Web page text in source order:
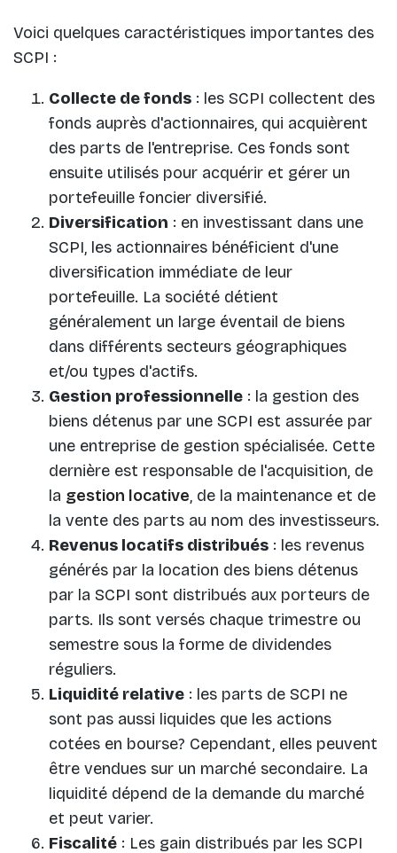
Voici quelques caractéristiques importantes des
SCPI :
Collecte de fonds : les SCPI collectent des
fonds auprès d'actionnaires, qui acquièrent
des parts de l'entreprise. Ces fonds sont
ensuite utilisés pour acquérir et gérer un
portefeuille foncier diversifié.
Diversification : en investissant dans une
SCPI, les actionnaires bénéficient d'une
diversification immédiate de leur
portefeuille. La société détient
généralement un large éventail de biens
dans différents secteurs géographiques
et/ou types d'actifs.
Gestion professionnelle : la gestion des
biens détenus par une SCPI est assurée par
une entreprise de gestion spécialisée. Cette
dernière est responsable de l'acquisition, de
la gestion locative, de la maintenance et de
la vente des parts au nom des investisseurs.
Revenus locatifs distribués : les revenus
générés par la location des biens détenus
par la SCPI sont distribués aux porteurs de
parts. Ils sont versés chaque trimestre ou
semestre sous la forme de dividendes
réguliers.
Liquidité relative : les parts de SCPI ne
sont pas aussi liquides que les actions
cotées en bourse? Cependant, elles peuvent
être vendues sur un marché secondaire. La
liquidité dépend de la demande du marché
et peut varier.
Fiscalité : Les gain distribués par les SCPI